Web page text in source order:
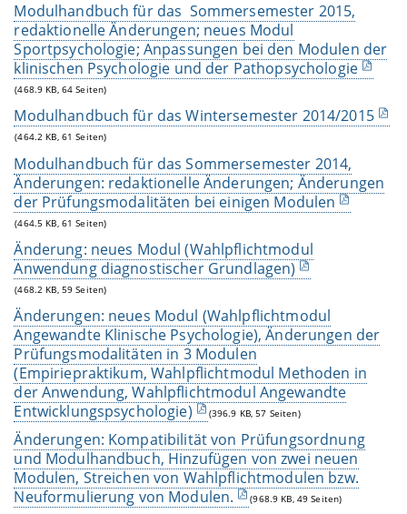
Modulhandbuch für das Sommersemester 2015,
redaktionelle Änderungen; neues Modul
Sportpsychologie; Anpassungen bei den Modulen der
klinischen Psychologie und der Pathopsychologie
(468.9 KB, 64 Seiten)
Modulhandbuch für das Wintersemester 2014/2015
(464.2 KB, 61 Seiten)
Modulhandbuch für das Sommersemester 2014,
Änderungen: redaktionelle Änderungen; Änderungen
der Prüfungsmodalitäten bei einigen Modulen
(464.5 KB, 61 Seiten)
Änderung: neues Modul (Wahlpflichtmodul
Anwendung diagnostischer Grundlagen)
(468.2 KB, 59 Seiten)
Änderungen: neues Modul (Wahlpflichtmodul
Angewandte Klinische Psychologie), Änderungen der
Prüfungsmodalitäten in 3 Modulen
(Empiriepraktikum, Wahlpflichtmodul Methoden in
der Anwendung, Wahlpflichtmodul Angewandte
Entwicklungspsychologie)
(396.9 KB, 57 Seiten)
Änderungen: Kompatibilität von Prüfungsordnung
und Modulhandbuch, Hinzufügen von zwei neuen
Modulen, Streichen von Wahlpflichtmodulen bzw.
Neuformulierung von Modulen.
(968.9 KB, 49 Seiten)